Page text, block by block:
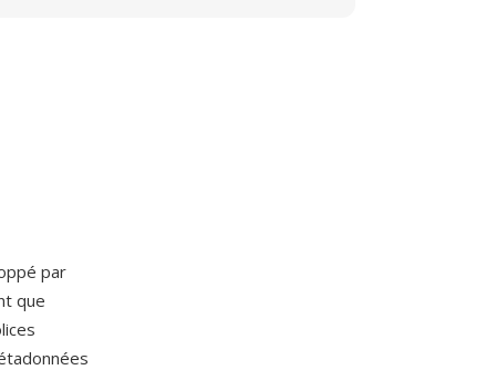
par
que